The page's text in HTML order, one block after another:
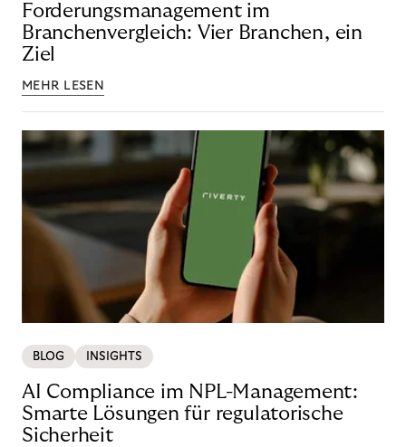
Forderungsmanagement im
Branchenvergleich: Vier Branchen, ein
Ziel
MEHR LESEN
BLOG INSIGHTS
AI Compliance im NPL-Management:
Smarte Lösungen für regulatorische
Sicherheit